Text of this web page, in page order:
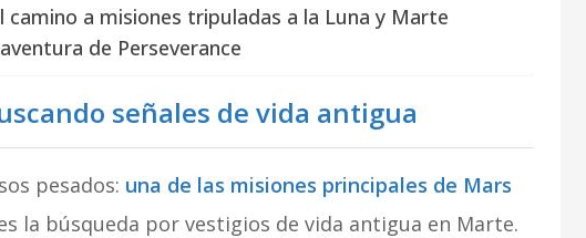
camino a misiones tripuladas a la Luna y Marte
de Perseverance
señales de vida antigua
pesados: una de las misiones principales de Mars
la búsqueda por vestigios de vida antigua en Marte.